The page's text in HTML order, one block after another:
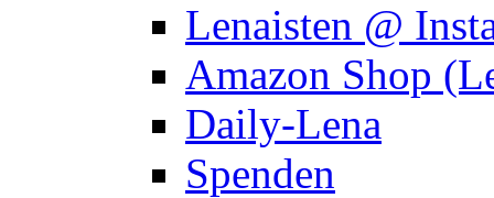
Lenaisten @
Amazon Shop
Daily-Lena
Spenden